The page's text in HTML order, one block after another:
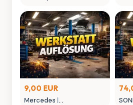
Sechskant-
Tractionsprofil ∙ 10 mm
9,00 EUR
Mercedes |